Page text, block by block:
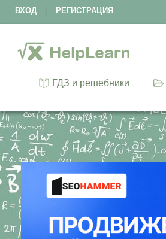
ВХОД РЕГИСТРАЦИЯ
ГДЗ и решебники